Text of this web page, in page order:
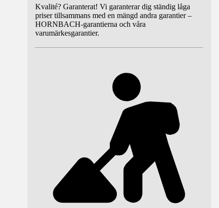
Kvalité? Garanterat! Vi garanterar dig ständig låga
priser tillsammans med en mängd andra garantier –
HORNBACH-garantierna och våra
varumärkesgarantier.